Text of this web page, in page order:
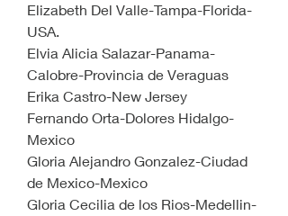
Elizabeth Del Valle-Tampa-Florida-
USA.
Elvia Alicia Salazar-Panama-
Calobre-Provincia de Veraguas
Erika Castro-New Jersey
Fernando Orta-Dolores Hidalgo-
Mexico
Gloria Alejandro Gonzalez-Ciudad
de Mexico-Mexico
Gloria Cecilia de los Rios-Medellin-